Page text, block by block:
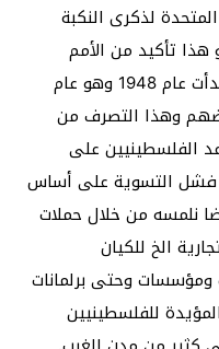
لذكرى النكبة
تأكيد من الأمم
المتحدة بأن المشكلة الفلسطينية بدأت عام 1948 وهو عام
وهذا التصرف من
الفلسطينيين على
فشل التسوية على أساس
الأمن 242 و 338، أيضا نلمسه من خلال حملات
الخ للكيان
وحتى برلمانات
للفلسطينيين